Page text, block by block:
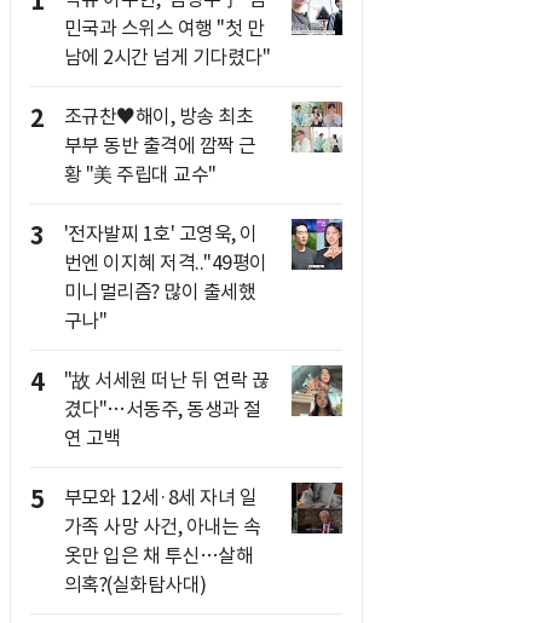
민국과 스위스 여행 "첫 만
남에 2시간 넘게 기다렸다"
2
조규찬♥해이, 방송 최초
부부 동반 출격에 깜짝 근
황 "美 주립대 교수"
3
'전자발찌 1호' 고영욱, 이
번엔 이지혜 저격.."49평이
미니멀리즘? 많이 출세했
구나"
4
"故 서세원 떠난 뒤 연락 끊
겼다"…서동주, 동생과 절
연 고백
5
부모와 12세·8세 자녀 일
가족 사망 사건, 아내는 속
옷만 입은 채 투신…살해
의혹?(실화탐사대)